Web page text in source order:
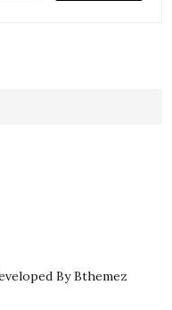
By Bthemez